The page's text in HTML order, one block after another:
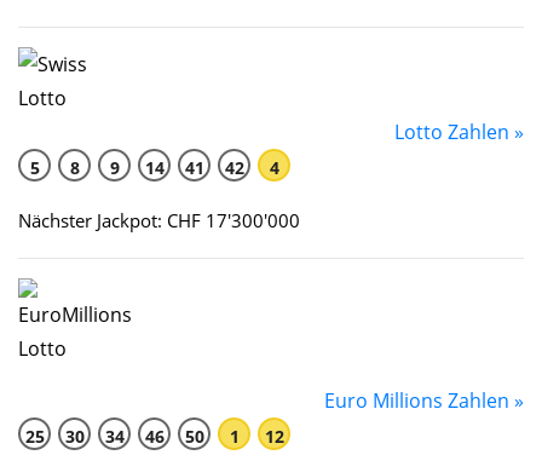
Lotto Zahlen »
5 8 9 14 41 42 4
Nächster Jackpot: CHF 17'300'000
Euro Millions Zahlen »
25 30 34 46 50 1 12